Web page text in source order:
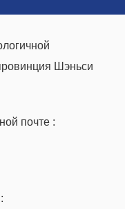
Шэньси
почте :